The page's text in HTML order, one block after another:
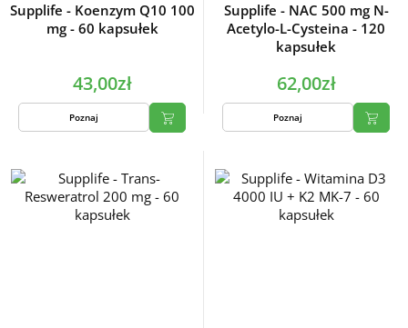
Supplife - Koenzym Q10 100
mg - 60 kapsułek
43,00zł
Poznaj
Supplife - NAC 500 mg N-
Acetylo-L-Cysteina - 120
kapsułek
62,00zł
Poznaj